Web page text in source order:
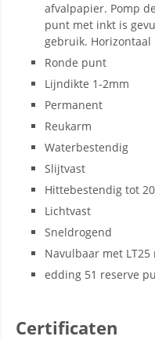
afvalpapier. Pomp
punt met inkt is
gebruik. Horizontaal
Ronde punt
Lijndikte 1-2mm
Permanent
Reukarm
Waterbestendig
Slijtvast
Hittebestendig tot
Lichtvast
Sneldrogend
Navulbaar met
edding 51 reserve
Certificaten